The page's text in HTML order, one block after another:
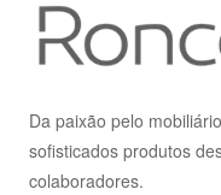
Da paixão pelo
sofisticados produtos
colaboradores.